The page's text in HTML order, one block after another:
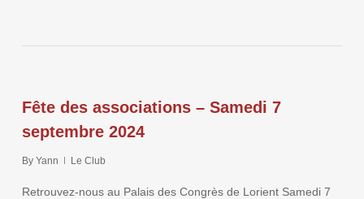
Fête des associations – Samedi 7
septembre 2024
By Yann Le Club
Retrouvez-nous au Palais des Congrès de Lorient Samedi 7